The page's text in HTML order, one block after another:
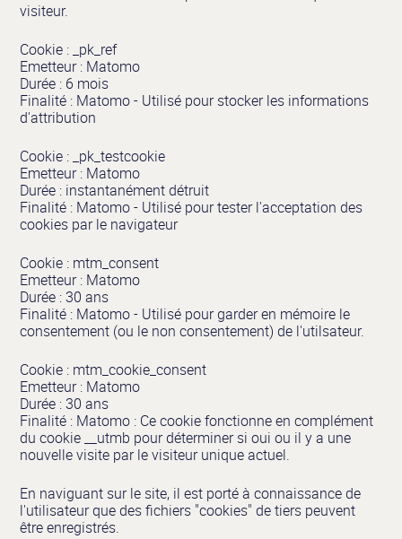
visiteur.
Cookie : _pk_ref
Emetteur : Matomo
Durée : 6 mois
Finalité : Matomo - Utilisé pour stocker les informations
d'attribution
Cookie : _pk_testcookie
Emetteur : Matomo
Durée : instantanément détruit
Finalité : Matomo - Utilisé pour tester l'acceptation des
cookies par le navigateur
Cookie : mtm_consent
Emetteur : Matomo
Durée : 30 ans
Finalité : Matomo - Utilisé pour garder en mémoire le
consentement (ou le non consentement) de l'utilsateur.
Cookie : mtm_cookie_consent
Emetteur : Matomo
Durée : 30 ans
Finalité : Matomo : Ce cookie fonctionne en complément
du cookie __utmb pour déterminer si oui ou il y a une
nouvelle visite par le visiteur unique actuel.
En naviguant sur le site, il est porté à connaissance de
l'utilisateur que des fichiers "cookies" de tiers peuvent
être enregistrés.